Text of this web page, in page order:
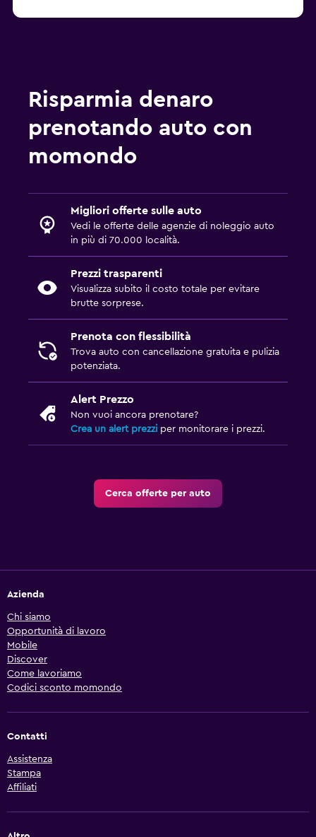
Risparmia denaro
prenotando auto con
momondo
Migliori offerte sulle auto
Vedi le offerte delle agenzie di noleggio auto
in più di 70.000 località.
Prezzi trasparenti
Visualizza subito il costo totale per evitare
brutte sorprese.
Prenota con flessibilità
Trova auto con cancellazione gratuita e pulizia
potenziata.
Alert Prezzo
Non vuoi ancora prenotare?
Crea un alert prezzi per monitorare i prezzi.
Cerca offerte per auto
Azienda
Chi siamo
Opportunità di lavoro
Mobile
Discover
Come lavoriamo
Codici sconto momondo
Contatti
Assistenza
Stampa
Affiliati